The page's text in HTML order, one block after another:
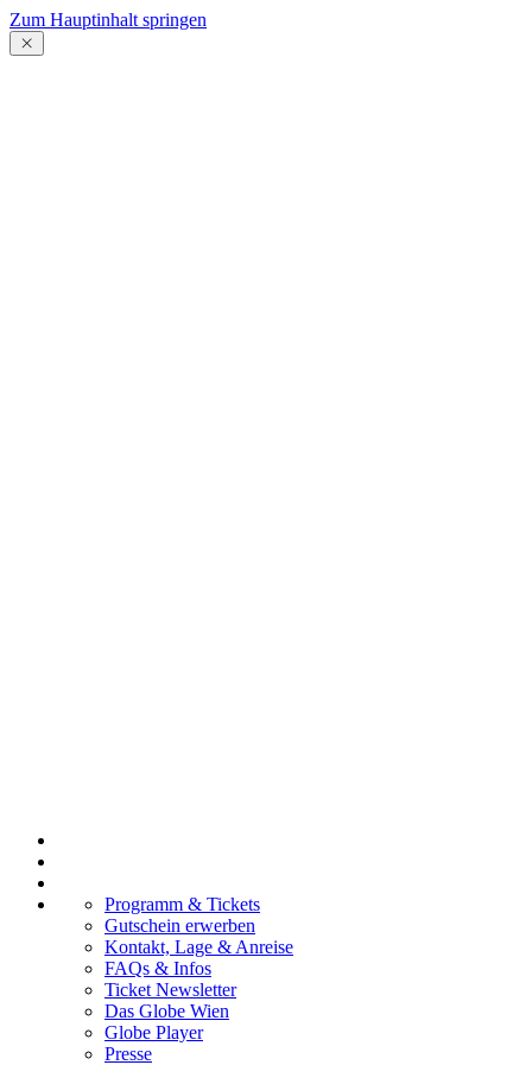
Zum Hauptinhalt springen
Menü
schließen
Programm & Tickets
Gutschein erwerben
Kontakt, Lage & Anreise
FAQs & Infos
Ticket Newsletter
Das Globe Wien
Globe Player
Presse